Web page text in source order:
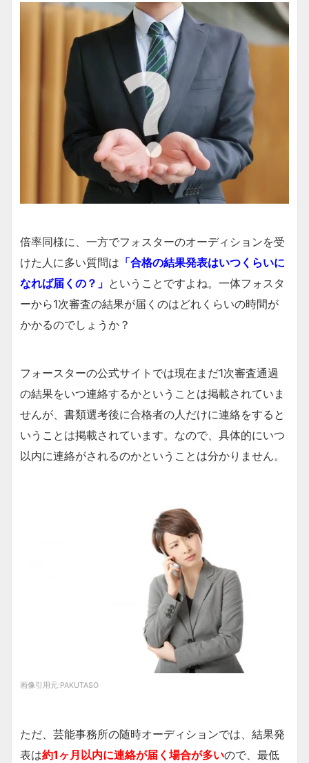
倍率同様に、一方でフォスターのオーディションを受
けた人に多い質問は 「合格の結果発表はいつくらいに
なれば届くの？」 ということですよね。一体フォスタ
ーから1次審査の結果が届くのはどれくらいの時間が
かかるのでしょうか？
フォースターの公式サイトでは現在まだ1次審査通過
の結果をいつ連絡するかということは掲載されていま
せんが、書類選考後に合格者の人だけに連絡をすると
いうことは掲載されています。なので、具体的にいつ
以内に連絡がされるのかということは分かりません。
画像引用元: PAKUTASO
ただ、芸能事務所の随時オーディションでは、結果発
表は約1ヶ月以内に連絡が届く場合が多いので、最低